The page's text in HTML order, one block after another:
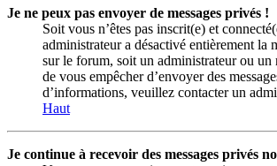
Je ne peux pas envoyer de messages privés !
Soit vous n’êtes pas inscrit(e) et
administrateur a désactivé entièrement la
sur le forum, soit un administrateur ou un
de vous empêcher d’envoyer des
d’informations, veuillez contacter un
Haut
Je continue à recevoir des messages privés